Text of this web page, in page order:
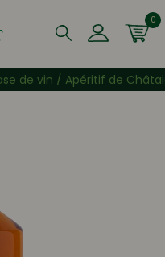
vous ?
0
de vin / Apéritif de